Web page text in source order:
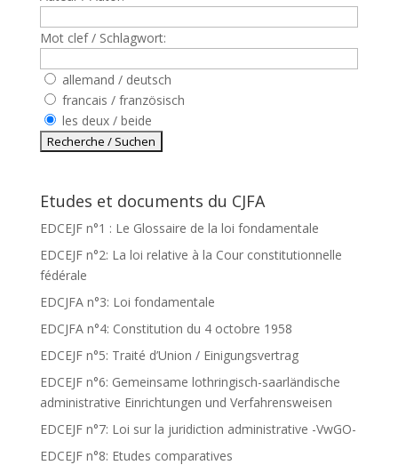
Mot clef / Schlagwort:
allemand / deutsch
francais / französisch
les deux / beide
Etudes et documents du CJFA
EDCEJF n°1 : Le Glossaire de la loi fondamentale
EDCEJF n°2: La loi relative à la Cour constitutionnelle
fédérale
EDCJFA n°3: Loi fondamentale
EDCJFA n°4: Constitution du 4 octobre 1958
EDCEJF n°5: Traité d’Union / Einigungsvertrag
EDCEJF n°6: Gemeinsame lothringisch-saarländische
administrative Einrichtungen und Verfahrensweisen
EDCEJF n°7: Loi sur la juridiction administrative -VwGO-
EDCEJF n°8: Etudes comparatives